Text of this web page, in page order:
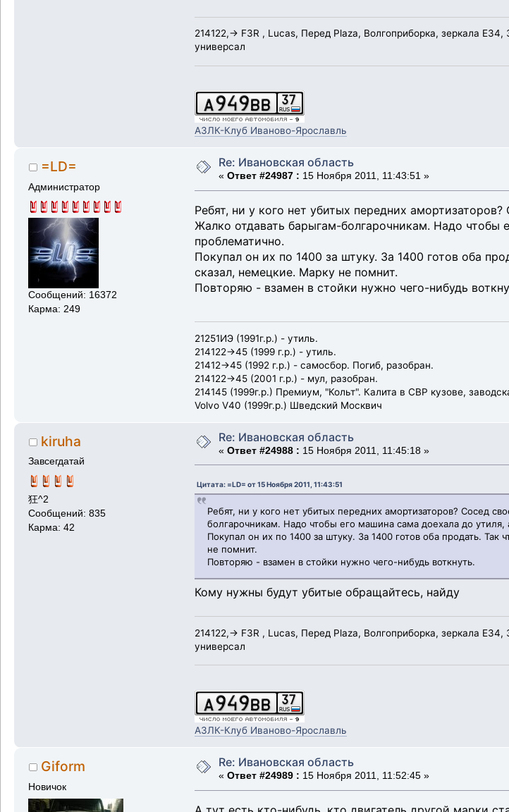
214122,-> F3R , Lucas, Перед Plaza, Волгоприборка, зеркала
универсал
АЗЛК-Клуб Иваново-Ярославль
=LD=
Администратор
Сообщений: 16372
Карма: 249
Re: Ивановская область
« Ответ #24987 : 15 Ноября 2011, 11:43:51 »
Ребят, ни у кого нет убитых передних
Жалко отдавать барыгам-болгарочникам. Надо чтобы
проблематично.
Покупал он их по 1400 за штуку. За 1400 готов оба
сказал, немецкие. Марку не помнит.
Повторяю - взамен в стойки нужно чего-нибудь
21251ИЭ (1991г.р.) - утиль.
214122->45 (1999 г.р.) - утиль.
21412->45 (1992 г.р.) - самосбор. Погиб, разобран.
214122->45 (2001 г.р.) - мул, разобран.
214145 (1999г.р.) Премиум, "Кольт". Калита в СВР кузове,
Volvo V40 (1999г.р.) Шведский Москвич
kiruha
Завсегдатай
狂^2
Сообщений: 835
Карма: 42
Re: Ивановская область
« Ответ #24988 : 15 Ноября 2011, 11:45:18 »
Цитата: =LD= от 15 Ноября 2011, 11:43:51
Ребят, ни у кого нет убитых передних амортизаторов? Сосед
болгарочникам. Надо чтобы его машина сама доехала до
Покупал он их по 1400 за штуку. За 1400 готов оба продать.
не помнит.
Повторяю - взамен в стойки нужно чего-нибудь воткнуть.
Кому нужны будут убитые обращайтесь, найду
214122,-> F3R , Lucas, Перед Plaza, Волгоприборка, зеркала
универсал
АЗЛК-Клуб Иваново-Ярославль
Giform
Новичок
Re: Ивановская область
« Ответ #24989 : 15 Ноября 2011, 11:52:45 »